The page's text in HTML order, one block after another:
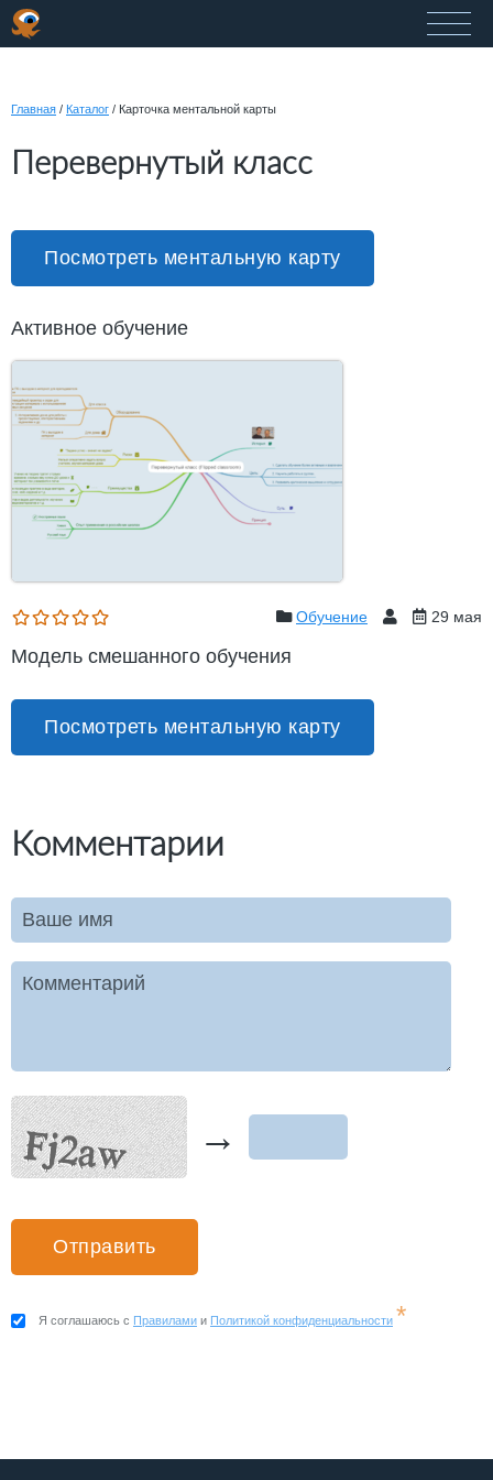
Главная / Каталог / Карточка ментальной карты
Перевернутый класс
Посмотреть ментальную карту
Активное обучение
Обучение 29 мая
Модель смешанного обучения
Посмотреть ментальную карту
Комментарии
Ваше имя
Комментарий
→
Я соглашаюсь с Правилами и Политикой конфиденциальности *